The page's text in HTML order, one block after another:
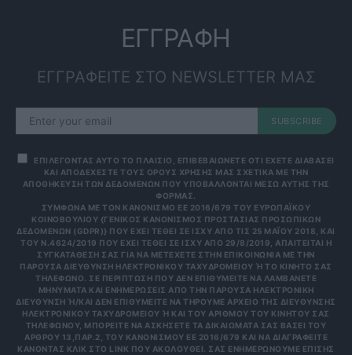
ΕΓΓΡΑΦΗ
ΕΓΓΡΑΦΕΙΤΕ ΣΤΟ NEWSLETTER ΜΑΣ
SUBSCRIBE
ΕΠΙΛΕΓΟΝΤΑΣ ΑΥΤΟ ΤΟ ΠΛΑΙΣΙΟ, ΕΠΙΒΕΒΑΙΩΝΕΤΕ ΟΤΙ ΕΧΕΤΕ ΔΙΑΒΑΣΕΙ
ΚΑΙ ΑΠΟΔΕΧΕΣΤΕ ΤΟΥΣ ΟΡΟΥΣ ΧΡΗΣΗΣ ΜΑΣ ΣΧΕΤΙΚΑ ΜΕ ΤΗΝ
ΑΠΟΘΗΚΕΥΣΗ ΤΩΝ ΔΕΔΟΜΕΝΩΝ ΠΟΥ ΥΠΟΒΑΛΛΟΝΤΑΙ ΜΕΣΩ ΑΥΤΗΣ ΤΗΣ
ΦΟΡΜΑΣ.
ΣΎΜΦΩΝΑ ΜΕ ΤΟΝ ΚΑΝΟΝΙΣΜΌ ΕΕ 2016/679 ΤΟΥ ΕΥΡΩΠΑΪΚΟΎ
ΚΟΙΝΟΒΟΥΛΊΟΥ {ΓΕΝΙΚΌΣ ΚΑΝΟΝΙΣΜΌΣ ΠΡΟΣΤΑΣΊΑΣ ΠΡΟΣΩΠΙΚΏΝ
ΔΕΔΟΜΈΝΩΝ (GDPR)} ΠΟΥ ΈΧΕΙ ΤΕΘΕΊ ΣΕ ΙΣΧΎ ΑΠΌ ΤΙΣ 25 ΜΑΪ́ΟΥ 2018, ΚΑΙ
ΤΟΥ Ν.4624/2019 ΠΟΥ ΈΧΕΙ ΤΕΘΕΊ ΣΕ ΙΣΧΎ ΑΠΌ 29/8/2019, ΑΠΑΙΤΕΊΤΑΙ Η
ΣΥΓΚΑΤΆΘΕΣΉ ΣΑΣ ΓΙΑ ΝΑ ΜΕΤΈΧΕΤΕ ΣΤΗΝ ΕΠΙΚΟΙΝΩΝΊΑ ΜΕ ΤΗΝ
ΠΑΡΟΎΣΑ ΔΙΕΎΘΥΝΣΗ ΗΛΕΚΤΡΟΝΙΚΟΎ ΤΑΧΥΔΡΟΜΕΊΟΥ Ή ΤΟ ΚΙΝΗΤΌ ΣΑΣ Τ
ΗΛΈΦΩΝΟ. ΣΕ ΠΕΡΊΠΤΩΣΗ ΠΟΥ ΔΕΝ ΕΠΙΘΥΜΕΊΤΕ ΝΑ ΛΑΜΒΆΝΕΤΕ Μ
ΗΝΎΜΑΤΑ ΚΑΙ ΕΝΗΜΕΡΏΣΕΙΣ ΑΠΌ ΤΗΝ ΠΑΡΟΎΣΑ ΗΛΕΚΤΡΟΝΙΚΉ Δ
ΙΕΎΘΥΝΣΗ Ή/ΚΑΙ ΔΕΝ ΕΠΙΘΥΜΕΊΤΕ ΝΑ ΤΗΡΟΎΜΕ ΑΡΧΕΊΟ ΤΗΣ ΔΙΕΎΘΥΝΣΗΣ ΗΛ
ΕΚΤΡΟΝΙΚΟΎ ΤΑΧΥΔΡΟΜΕΊΟΥ Ή ΚΑΙ ΤΟΥ ΑΡΙΘΜΟΎ ΤΟΥ ΚΙΝΗΤΟΎ ΣΑΣ ΤΗΛ
ΕΦΏΝΟΥ, ΜΠΟΡΕΊΤΕ ΝΑ ΑΣΚΉΣΕΤΕ ΤΑ ΔΙΚΑΙΏΜΑΤΆ ΣΑΣ ΒΆΣΕΙ ΤΟΥ ΆΡΘ
ΡΟΥ 13,ΠΑΡ.2, ΤΟΥ ΚΑΝΟΝΙΣΜΟΎ ΕΕ 2016/679 ΚΑΙ ΝΑ ΔΙΑΓΡΑΦΕΊΤΕ ΚΆΝ
ΟΝΤΑΣ ΚΛΙΚ ΣΤΟ LINK ΠΟΥ ΑΚΟΛΟΥΘΕΊ. ΣΑΣ ΕΝΗΜΕΡΏΝΟΥΜΕ ΕΠΊΣΗΣ ΌΤΙ